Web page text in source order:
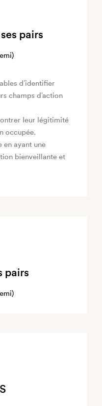
pairs
d’identifier
champs d’action
leur légitimité
occupée.
en ayant une
bienveillante et
pairs